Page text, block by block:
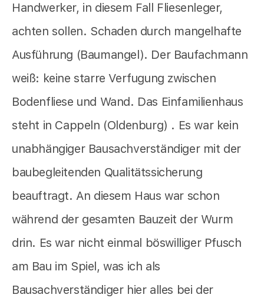
Handwerker, in diesem Fall Fliesenleger,
achten sollen. Schaden durch mangelhafte
Ausführung (Baumangel). Der Baufachmann
weiß: keine starre Verfugung zwischen
Bodenfliese und Wand. Das Einfamilienhaus
steht in Cappeln (Oldenburg) . Es war kein
unabhängiger Bausachverständiger mit der
baubegleitenden Qualitätssicherung
beauftragt. An diesem Haus war schon
während der gesamten Bauzeit der Wurm
drin. Es war nicht einmal böswilliger Pfusch
am Bau im Spiel, was ich als
Bausachverständiger hier alles bei der